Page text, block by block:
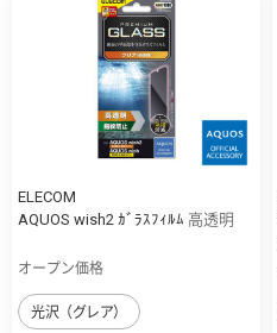
ELECOM
AQUOS wish2 ｶﾞﾗｽﾌｨﾙﾑ 高透明
オープン価格
光沢（グレア）